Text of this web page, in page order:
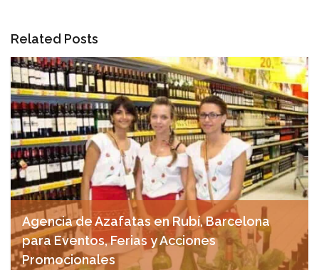
Related Posts
Agencia de Azafatas en Rubí, Barcelona
para Eventos, Ferias y Acciones
Promocionales